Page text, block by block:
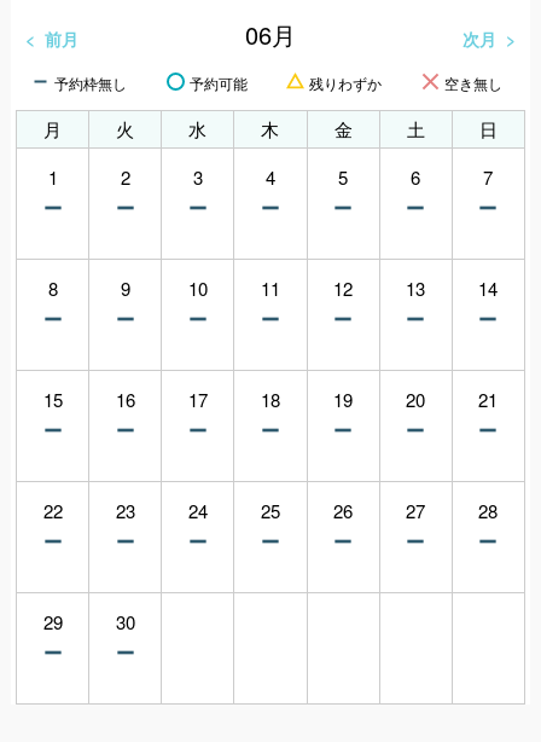
前月 06月 次月
予約枠無し 予約可能 残りわずか 空き無し
月 火 水 木 金 土
日
1
2 3 4 5 6 7
8 9 10 11 12 13 14
15 16 17 18 19 20 21
22 23 24 25 26 27 28
29 30